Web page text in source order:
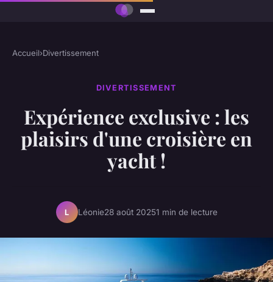
Accueil›Divertissement
DIVERTISSEMENT
Expérience exclusive : les
plaisirs d'une croisière en
yacht !
L Léonie28 août 20251 min de lecture